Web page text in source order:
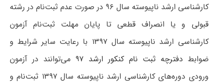
کارشناسی ارشد ناپیوسته سال ۹۶ در صورت عدم ثبت‌نام در رشته
قبولی و یا انصراف قطعی تا پایان مهلت ثبت‌نام آزمون
کارشناسی ارشد ناپیوسته سال ۱۳۹۷ با رعایت سایر شرایط و
ضوابط دفترچه ثبت نام کنکور ارشد ۹۷
می‌توانند در آزمون
ورودی دوره‌های کارشناسی ارشد ناپیوسته سال ۱۳۹۷ ثبت‌نام و